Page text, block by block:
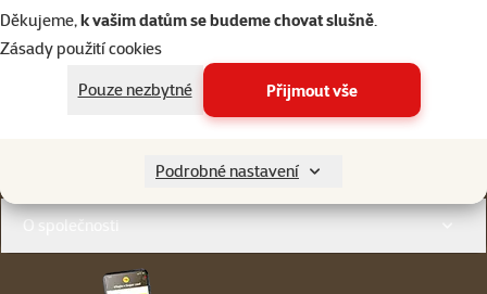
Děkujeme,k vašim datům se budeme chovat slušně.
Zásady použití cookies
Pouze nezbytné
Přijmout vše
Podrobné nastavení
neboWhatsApp jsme vám blízko
O společnosti